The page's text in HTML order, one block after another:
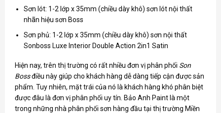
Sơn lót: 1-2 lớp x 35mm (chiều dày khô) sơn lót nội thất
nhãn hiệu sơn Boss
Sơn phủ: 1-2 lớp x 35mm (chiều dày khô) sơn nội thất
Sonboss Luxe Interior Double Action 2in1 Satin
Hiện nay, trên thị trường có rất nhiều đơn vị phân phối Son
Boss điều này giúp cho khách hàng dễ dàng tiếp cận được sản
phẩm. Tuy nhiên, mặt trái của nó là khách hàng khó phân biệt
được đâu là đơn vị phân phối uy tín. Bảo Anh Paint là một
trong những nhà phân phối sơn hàng đầu tại thị trường Miền